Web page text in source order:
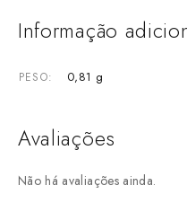
Informação
PESO 0,81 g
Avaliações
Não há avaliações ainda.